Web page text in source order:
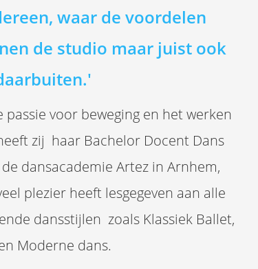
waar de voordelen
de studio maar juist ook
voor beweging en het werken
zij haar Bachelor Docent Dans
dansacademie Artez in Arnhem,
plezier heeft lesgegeven aan alle
dansstijlen zoals Klassiek Ballet,
Moderne dans.